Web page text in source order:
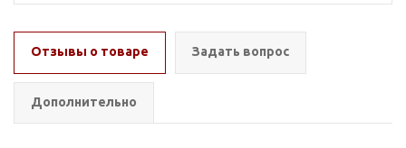
Отзывы о товаре Задать вопрос
Дополнительно